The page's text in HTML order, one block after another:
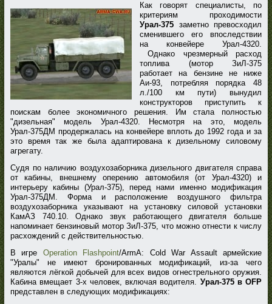
Как говорят специалисты, по
критериям проходимости
Урал-375 заметно превосходил
сменившего его впоследствии
на конвейере Урал-4320.
Однако чрезмерный расход
топлива (мотор ЗиЛ-375
работает на бензине не ниже
Аи-93, потребляя порядка 48
л./100 км пути) вынудил
конструкторов приступить к
поискам более экономичного решения. Им стала полностью
"дизельная" модель Урал-4320. Несмотря на это, модель
Урал-375ДМ продержалась на конвейере вплоть до 1992 года и за
это время так же была адаптирована к дизельному силовому
агрегату.
Судя по наличию воздухозаборника дизельного двигателя справа
от кабины, внешнему оперению автомобиля (от Урал-4320) и
интерьеру кабины (Урал-375), перед нами именно модификация
Урал-375ДМ. Форма и расположение воздушного фильтра
воздухозаборника указывают на установку силовой установки
КамАЗ 740.10. Однако звук работающего двигателя больше
напоминает бензиновый мотор ЗиЛ-375, что можно отнести к числу
расхождений с действительностью.
В игре Operation Flashpoint/ArmA: Cold War Assault армейские
"Уралы" не имеют бронированных модификаций, из-за чего
являются лёгкой добычей для всех видов огнестрельного оружия.
Кабина вмещает 3-х человек, включая водителя. Урал-375 в OFP
представлен в следующих модификациях: